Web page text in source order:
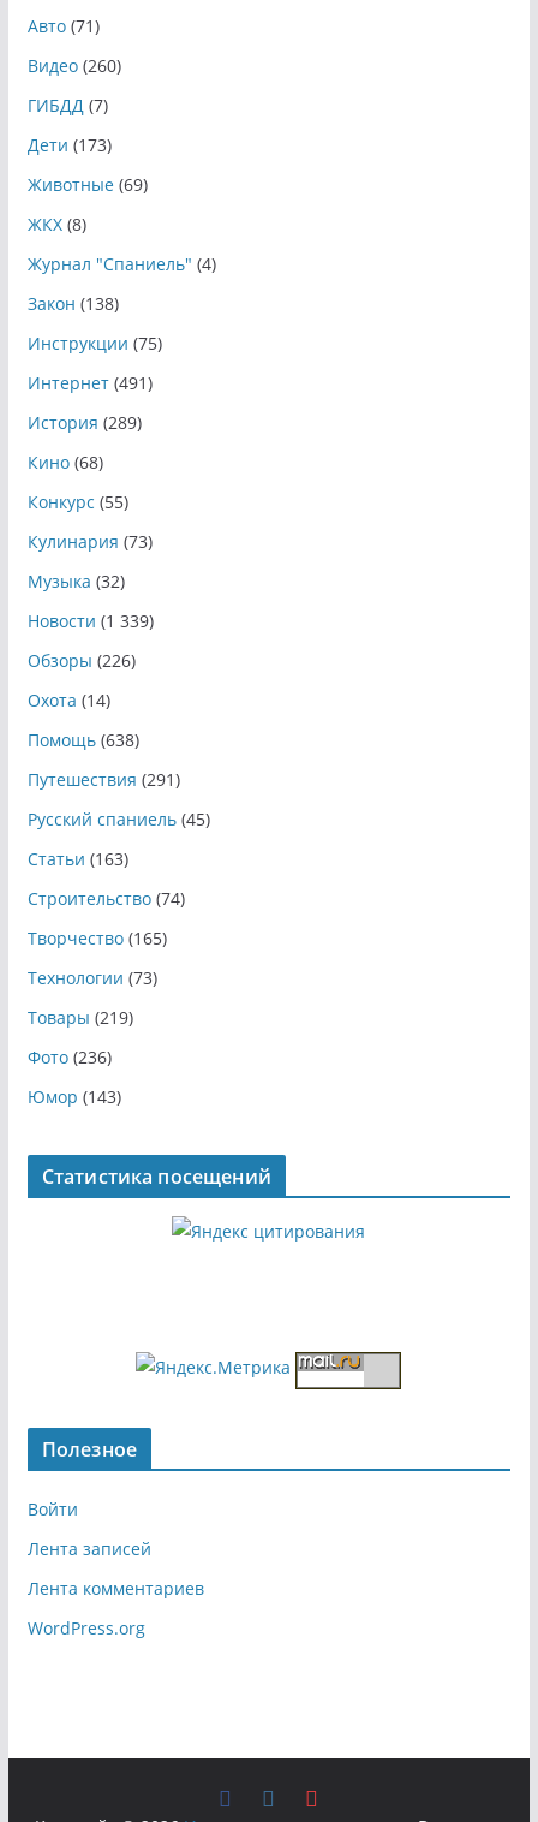
Авто(71)
Видео(260)
ГИБДД(7)
Дети (173)
Животные(69)
ЖКХ(8)
Журнал "Спаниель" (4)
Закон (138)
Инструкции (75)
Интернет(491)
История (289)
Кино(68)
Конкурс (55)
Кулинария (73)
Музыка (32)
Новости (1 339)
Обзоры (226)
Охота (14)
Помощь(638)
Путешествия (291)
Русский спаниель(45)
Статьи (163)
Строительство(74)
Творчество(165)
Технологии (73)
Товары (219)
Фото(236)
Юмор (143)
Статистика посещений
Полезное
Войти
Лента записей
Лента комментариев
WordPress.org